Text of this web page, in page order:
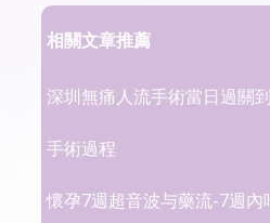
相關文章推薦
深圳無痛人流手術當日過關
手術過程
懷孕7週超音波与藥流-7週